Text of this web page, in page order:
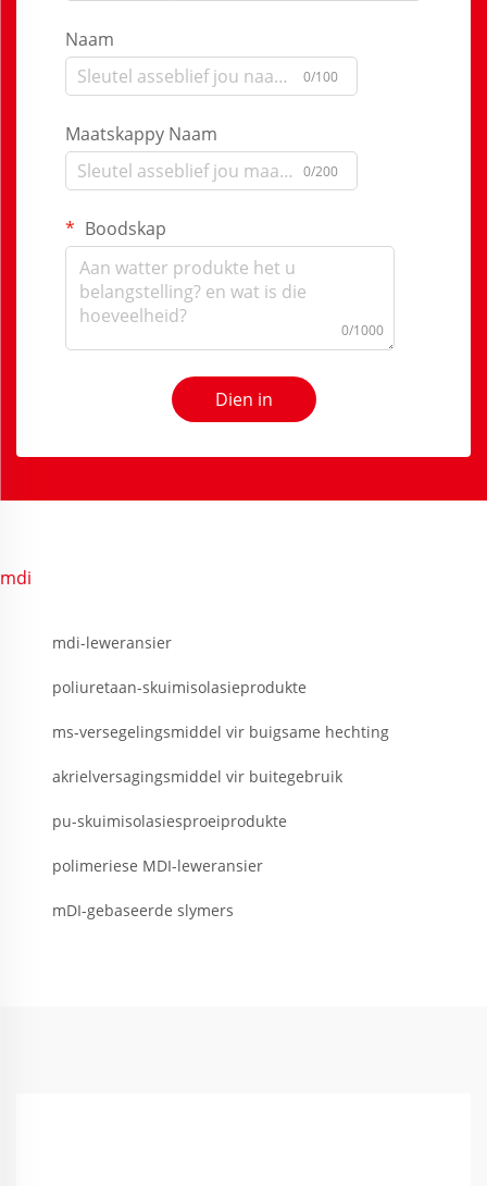
Naam
0/100
Maatskappy Naam
0/200
Boodskap
0/1000
Dien in
mdi
mdi-leweransier
poliuretaan-skuimisolasieprodukte
ms-versegelingsmiddel vir buigsame hechting
akrielversagingsmiddel vir buitegebruik
pu-skuimisolasiesproeiprodukte
polimeriese MDI-leweransier
mDI-gebaseerde slymers